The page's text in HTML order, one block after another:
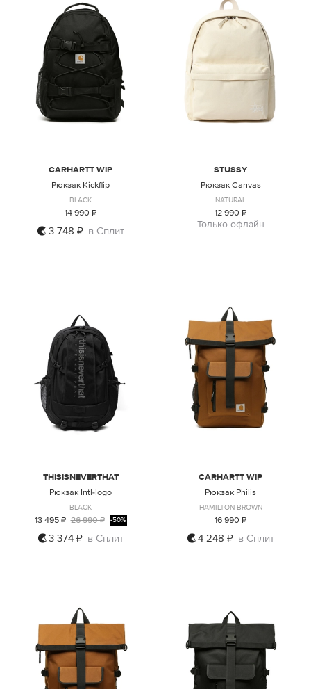
ONE SIZE
CARHARTT WIP
Рюкзак Kickflip
BLACK
14 990 ₽
3 748 ₽ в Сплит
STUSSY
Рюкзак Canvas
NATURAL
12 990 ₽
Только офлайн
ONE SIZE
THISISNEVERTHAT
Рюкзак Intl-logo
BLACK
13 495 ₽ 26 990 ₽ -50%
3 374 ₽ в Сплит ONE SIZE
CARHARTT WIP
Рюкзак Philis
HAMILTON BROWN
16 990 ₽
4 248 ₽ в Сплит